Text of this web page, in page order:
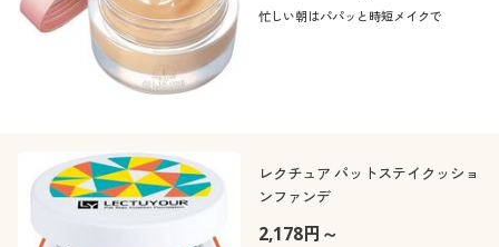
忙しい朝はパパッと時短メイクで
レクチュア パットステイクッショ
ンファンデ
2,178円～